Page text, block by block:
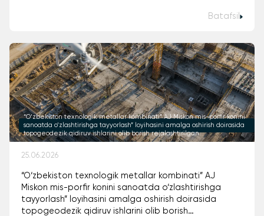
Batafsil
“O‘zbekiston texnologik metallar kombinati” AJ Miskon mis-porfir konini
sanoatda o‘zlashtirishga tayyorlash” loyihasini amalga oshirish doirasida
topogeodezik qidiruv ishlarini olib borish rejalashtirilgan.
25.06.2026
“O‘zbekiston texnologik metallar kombinati” AJ
Miskon mis-porfir konini sanoatda o‘zlashtirishga
tayyorlash” loyihasini amalga oshirish doirasida
topogeodezik qidiruv ishlarini olib borish